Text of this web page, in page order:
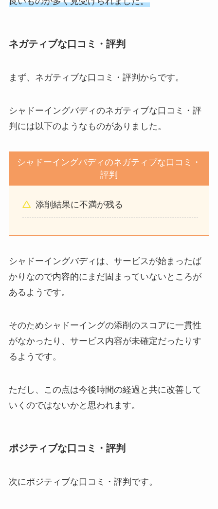
ネガティブな口コミ・評判
まず、ネガティブな口コミ・評判からです。
シャドーイングバディのネガティブな口コミ・評
判には以下のようなものがありました。
シャドーイングバディのネガティブな口コミ・
評判
添削結果に不満が残る
シャドーイングバディは、サービスが始まったば
かりなので内容的にまだ固まっていないところが
あるようです。
そのためシャドーイングの添削のスコアに一貫性
がなかったり、サービス内容が未確定だったりす
るようです。
ただし、この点は今後時間の経過と共に改善して
いくのではないかと思われます。
ポジティブな口コミ・評判
次にポジティブな口コミ・評判です。